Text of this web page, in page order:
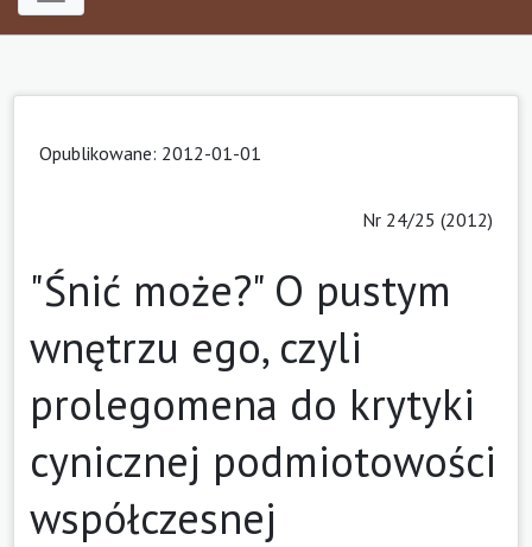
Opublikowane: 2012-01-01
Nr 24/25 (2012)
"Śnić może?" O pustym
wnętrzu ego, czyli
prolegomena do krytyki
cynicznej podmiotowości
współczesnej